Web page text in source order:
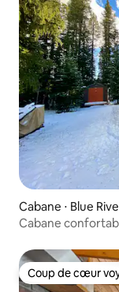
Cabane ⋅ Blue
Cabane
Coup de cœur
Coup de cœur